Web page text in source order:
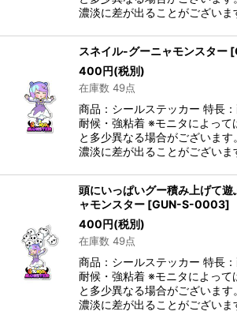
濃淡に差が出ることがございま
スネイル-グーニャモンスター [
400円(税別)
在庫数 49点
商品：シールステッカー 特長
耐候・強粘着 ※モニタによって
と多少異なる場合がございま
濃淡に差が出ることがございま
頭にいっぱいグー積み上げて
ャモンスター [GUN-S-0003]
400円(税別)
在庫数 49点
商品：シールステッカー 特長
耐候・強粘着 ※モニタによって
と多少異なる場合がございま
濃淡に差が出ることがございま